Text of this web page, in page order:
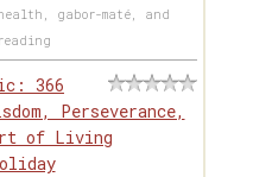
gabor-maté, and
366
Perseverance,
of Living